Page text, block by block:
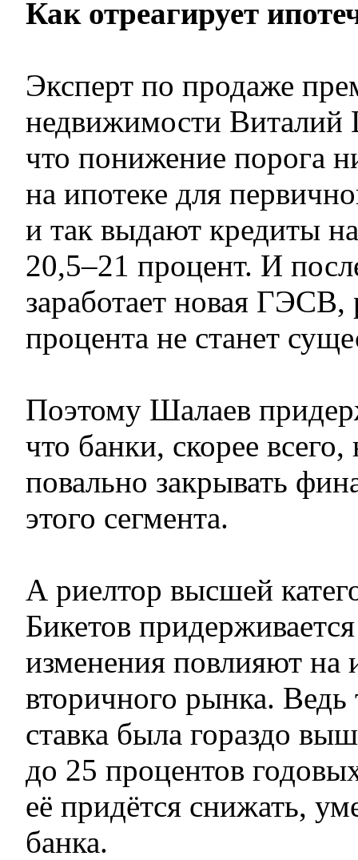
Как отреагирует
Эксперт по продаже
недвижимости Виталий
что понижение порога
на ипотеке для
и так выдают кредиты
20,5–21 процент. И
заработает новая ГЭСВ,
процента не станет
Поэтому Шалаев
что банки, скорее всего,
повально закрывать
этого сегмента.
А риелтор высшей
Бикетов
изменения повлияют на
вторичного рынка. Ведь
ставка была гораздо
до 25 процентов
её придётся снижать,
банка.